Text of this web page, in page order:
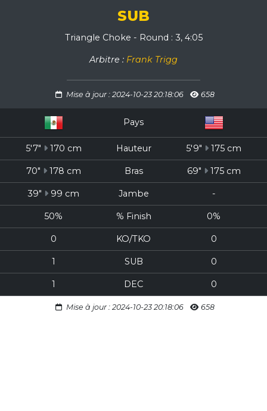
SUB
Triangle Choke - Round : 3, 4:05
Arbitre : Frank Trigg
Mise à jour : 2024-10-23 20:18:06 658
Pays
5'7" 170 cm Hauteur 5'9" 175 cm
70" 178 cm Bras 69" 175 cm
39" 99 cm Jambe -
50% % Finish 0%
0 KO/TKO 0
1 SUB 0
1 DEC 0
Mise à jour : 2024-10-23 20:18:06 658